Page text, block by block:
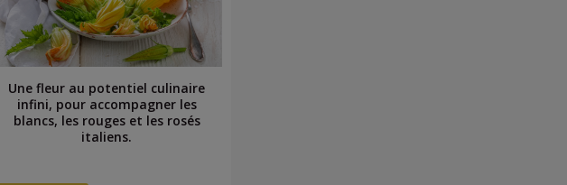
Une fleur au potentiel culinaire
infini, pour accompagner les
blancs, les rouges et les rosés
italiens.